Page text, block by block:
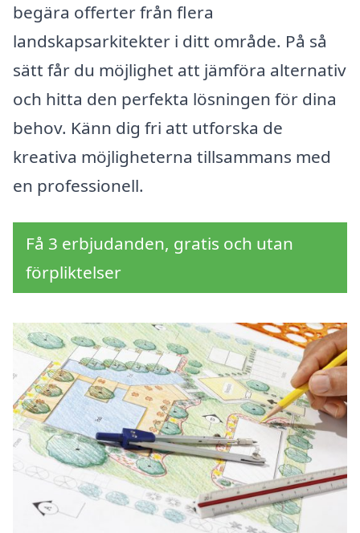
begära offerter från flera
landskapsarkitekter i ditt område. På så
sätt får du möjlighet att jämföra alternativ
och hitta den perfekta lösningen för dina
behov. Känn dig fri att utforska de
kreativa möjligheterna tillsammans med
en professionell.
Få 3 erbjudanden, gratis och utan
förpliktelser